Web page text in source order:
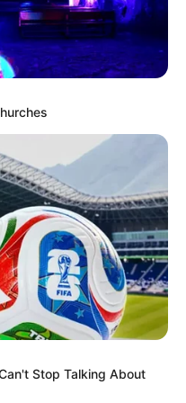
lakást
egy nagy udvarral,
közelben. Még nem
matracot, és
ez volt az
egyelőre elég volt
sarokunk” –
beszálltak, és vettek
az egyik barát,
Stop Talking About